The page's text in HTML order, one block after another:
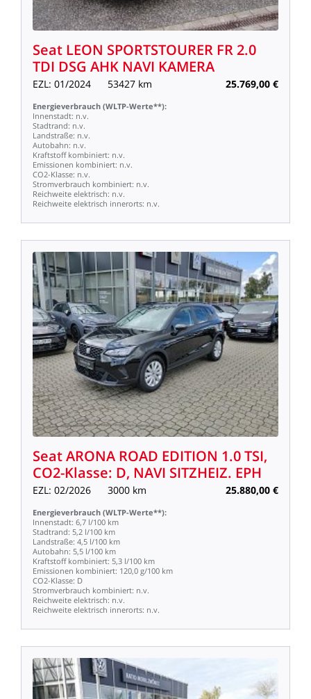
Seat LEON SPORTSTOURER FR2.0
TDI DSG AHK NAVI KAMERA
EZL: 01/2024 53427 km 25.769,00 €
Energieverbrauch (WLTP-Werte**):
Innenstadt: n.v.
Stadtrand: n.v.
Landstraße: n.v.
Autobahn: n.v.
Kraftstoff kombiniert: n.v.
Emissionen kombiniert: n.v.
CO2-Klasse: n.v.
Stromverbrauch kombiniert: n.v.
Reichweite elektrisch: n.v.
Reichweite elektrisch innerorts: n.v.
SeatARONA ROAD EDITION 1.0TSI,
CO2-Klasse: D, NAVI SITZHEIZ. EPH
EZL: 02/2026 3000 km 25.880,00 €
Energieverbrauch (WLTP-Werte**):
Innenstadt: 6,7 l/100 km
Stadtrand: 5,2 l/100 km
Landstraße: 4,5 l/100 km
Autobahn: 5,5 l/100 km
Kraftstoff kombiniert: 5,3 l/100 km
Emissionen kombiniert: 120,0 g/100 km
CO2-Klasse: D
Stromverbrauch kombiniert: n.v.
Reichweite elektrisch: n.v.
Reichweite elektrisch innerorts: n.v.